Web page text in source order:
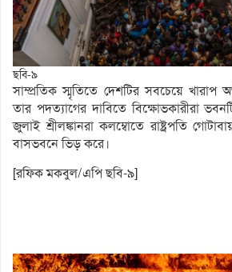
ছবি-৯
সাম্প্রতিক স্মৃতিতে দেশটির সবচেয়ে খারাপ
তার পদত্যাগের দাবিতে বিক্ষোভকারীরা
জুলাই শ্রীলঙ্কানরা কলম্বোতে রাষ্ট্রপতি
বাসভবনে ভিড় করে।
[রফিক মকবুল/এপি ছবি-৯]